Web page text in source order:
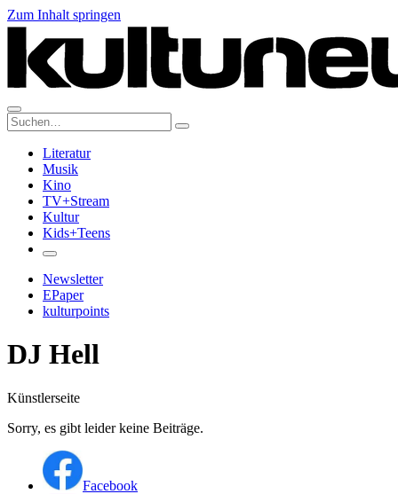
Zum Inhalt springen
Suche:
Literatur
Musik
Kino
TV+Stream
Kultur
Kids+Teens
Newsletter
EPaper
kulturpoints
DJ Hell
Künstlerseite
Sorry, es gibt leider keine Beiträge.
Facebook